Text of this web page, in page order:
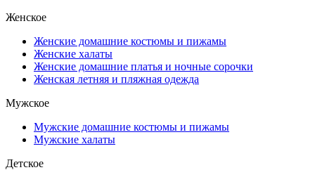
Женское
Женские домашние костюмы и пижамы
Женские халаты
Женские домашние платья и ночные сорочки
Женская летняя и пляжная одежда
Мужское
Мужские домашние костюмы и пижамы
Мужские халаты
Детское